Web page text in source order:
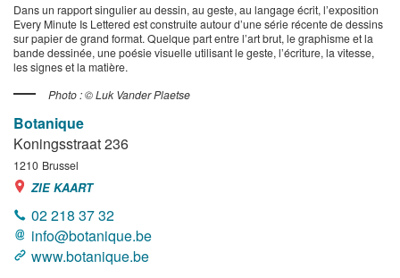
Dans un rapport singulier au dessin, au geste, au langage écrit, l’exposition
Every Minute Is Lettered est construite autour d’une série récente de dessins
sur papier de grand format. Quelque part entre l’art brut, le graphisme et la
bande dessinée, une poésie visuelle utilisant le geste, l’écriture, la vitesse,
les signes et la matière.
Photo : © Luk Vander Plaetse
Botanique
Koningsstraat 236
1210 Brussel
ZIE KAART
02 218 37 32
info@botanique.be
www.botanique.be